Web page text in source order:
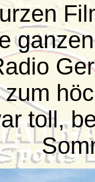
toll,